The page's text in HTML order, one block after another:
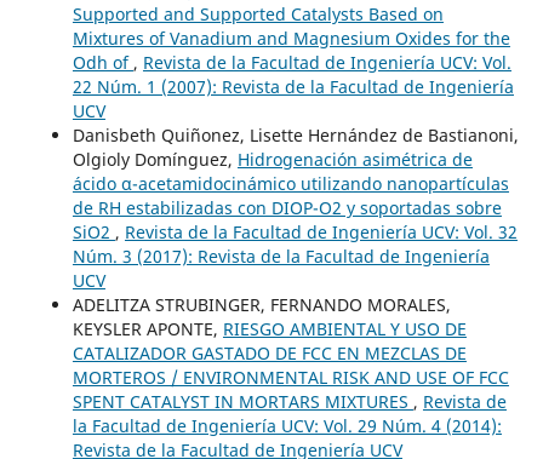
Supported and Supported Catalysts Based on
Mixtures of Vanadium and Magnesium Oxides for the
Odh of , Revista de la Facultad de Ingeniería UCV: Vol.
22 Núm. 1 (2007): Revista de la Facultad de Ingeniería
UCV
Danisbeth Quiñonez, Lisette Hernández de Bastianoni,
Olgioly Domínguez, Hidrogenación asimétrica de
ácido α-acetamidocinámico utilizando nanopartículas
de RH estabilizadas con DIOP-O2 y soportadas sobre
SiO2 , Revista de la Facultad de Ingeniería UCV: Vol. 32
Núm. 3 (2017): Revista de la Facultad de Ingeniería
UCV
ADELITZA STRUBINGER, FERNANDO MORALES,
KEYSLER APONTE, RIESGO AMBIENTAL Y USO DE
CATALIZADOR GASTADO DE FCC EN MEZCLAS DE
MORTEROS / ENVIRONMENTAL RISK AND USE OF FCC
SPENT CATALYST IN MORTARS MIXTURES , Revista de
la Facultad de Ingeniería UCV: Vol. 29 Núm. 4 (2014):
Revista de la Facultad de Ingeniería UCV